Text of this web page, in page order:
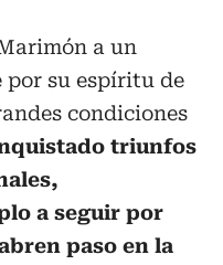
a un
por su espíritu de
condiciones
triunfos
a seguir por
paso en la